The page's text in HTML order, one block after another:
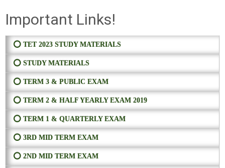
Important Links!
⭕ TET 2023 STUDY MATERIALS
⭕ STUDY MATERIALS
⭕ TERM 3 & PUBLIC EXAM
⭕ TERM 2 & HALF YEARLY EXAM 2019
⭕ TERM 1 & QUARTERLY EXAM
⭕ 3RD MID TERM EXAM
⭕ 2ND MID TERM EXAM